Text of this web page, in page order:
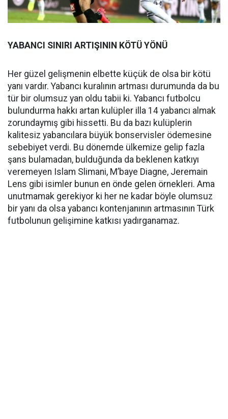
YABANCI SINIRI ARTIŞININ KÖTÜ YÖNÜ
Her güzel gelişmenin elbette küçük de olsa bir kötü
yanı vardır. Yabancı kuralının artması durumunda da bu
tür bir olumsuz yan oldu tabii ki. Yabancı futbolcu
bulundurma hakkı artan kulüpler illa 14 yabancı almak
zorundaymış gibi hissetti. Bu da bazı kulüplerin
kalitesiz yabancılara büyük bonservisler ödemesine
sebebiyet verdi. Bu dönemde ülkemize gelip fazla
şans bulamadan, bulduğunda da beklenen katkıyı
veremeyen Islam Slimani, M’baye Diagne, Jeremain
Lens gibi isimler bunun en önde gelen örnekleri. Ama
unutmamak gerekiyor ki her ne kadar böyle olumsuz
bir yanı da olsa yabancı kontenjanının artmasının Türk
futbolunun gelişimine katkısı yadırganamaz.